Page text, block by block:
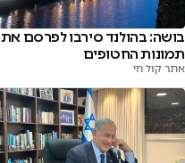
בושה: בהולנד סירבו לפרסם את
תמונות החטופים
אתר קול חי